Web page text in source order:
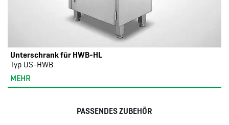
Unterschrank für HWB-HL
Typ US-HWB
MEHR
PASSENDES ZUBEHÖR